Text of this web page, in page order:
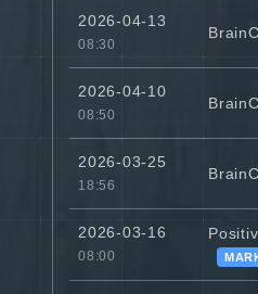
2026-04-13
08:30
2026-04-10
08:50
2026-03-25
18:56
2026-03-16
08:00